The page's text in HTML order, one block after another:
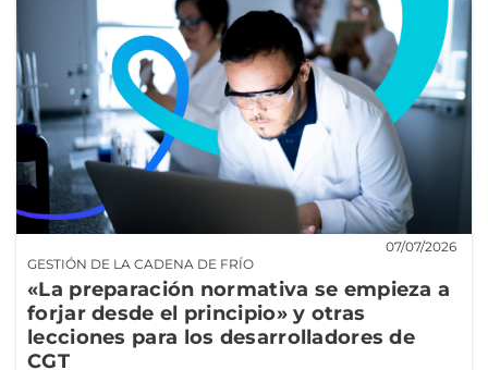
GESTIÓN DE LA CADENA DE FRÍO
07/07/2026
«La preparación normativa se empieza a
forjar desde el principio» y otras
lecciones para los desarrolladores de
CGT